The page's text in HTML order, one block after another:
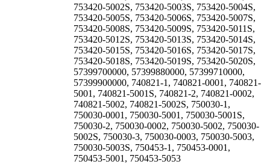
753420-5002S, 753420-5003S, 753420-5004S,
753420-5005S, 753420-5006S, 753420-5007S,
753420-5008S, 753420-5009S, 753420-5011S,
753420-5012S, 753420-5013S, 753420-5014S,
753420-5015S, 753420-5016S, 753420-5017S,
753420-5018S, 753420-5019S, 753420-5020S,
57399700000, 57399880000, 57399710000,
57399900000, 740821-1, 740821-0001, 740821-
5001, 740821-5001S, 740821-2, 740821-0002,
740821-5002, 740821-5002S, 750030-1,
750030-0001, 750030-5001, 750030-5001S,
750030-2, 750030-0002, 750030-5002, 750030-
5002S, 750030-3, 750030-0003, 750030-5003,
750030-5003S, 750453-1, 750453-0001,
750453-5001, 750453-5053